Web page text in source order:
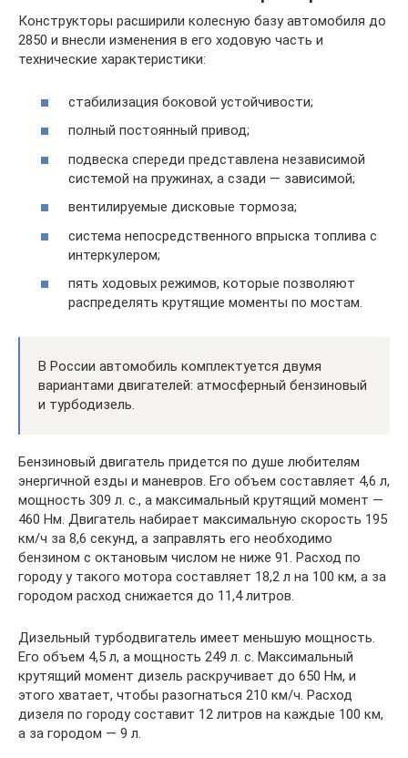
Конструкторы расширили колесную базу автомобиля до
2850 и внесли изменения в его ходовую часть и
технические характеристики:
стабилизация боковой устойчивости;
полный постоянный привод;
подвеска спереди представлена независимой
системой на пружинах, а сзади — зависимой;
вентилируемые дисковые тормоза;
система непосредственного впрыска топлива с
интеркулером;
пять ходовых режимов, которые позволяют
распределять крутящие моменты по мостам.
В России автомобиль комплектуется двумя
вариантами двигателей: атмосферный бензиновый
и турбодизель.
Бензиновый двигатель придется по душе любителям
энергичной езды и маневров. Его объем составляет 4,6 л,
мощность 309 л. с., а максимальный крутящий момент —
460 Нм. Двигатель набирает максимальную скорость 195
км/ч за 8,6 секунд, а заправлять его необходимо
бензином с октановым числом не ниже 91. Расход по
городу у такого мотора составляет 18,2 л на 100 км, а за
городом расход снижается до 11,4 литров.
Дизельный турбодвигатель имеет меньшую мощность.
Его объем 4,5 л, а мощность 249 л. с. Максимальный
крутящий момент дизель раскручивает до 650 Нм, и
этого хватает, чтобы разогнаться 210 км/ч. Расход
дизеля по городу составит 12 литров на каждые 100 км,
а за городом — 9 л.